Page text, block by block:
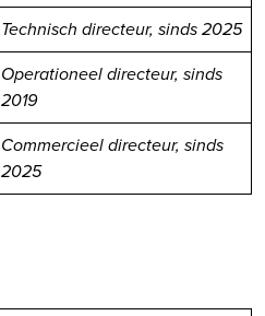
Technisch directeur, sinds 2025
Operationeel directeur, sinds
2019
Commercieel directeur, sinds
2025